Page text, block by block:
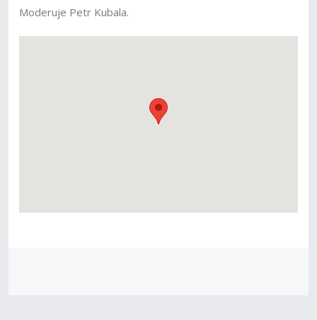
Moderuje Petr Kubala.